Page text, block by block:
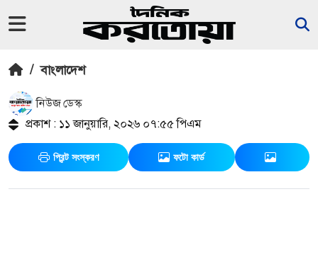
/ বাংলাদেশ
নিউজ ডেস্ক
প্রকাশ : ১১ জানুয়ারি, ২০২৬ ০৭:৫৫ পিএম
প্রিন্ট সংস্করণ ফটো কার্ড